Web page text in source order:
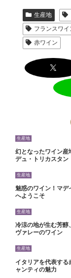
生産地
フランスワイ
赤ワイン
生産地
幻となったワイン産
デュ・トリカスタン
生産地
魅惑のワイン！マデ
へようこそ
生産地
冷涼の地が生む芳醇
ヴァレーのワイン
生産地
イタリアを代表する
ャンティの魅力